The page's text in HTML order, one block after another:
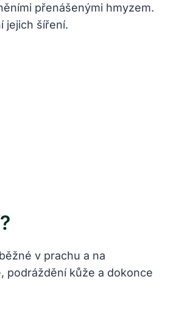
přenášenými hmyzem.
jejich šíření.
v prachu a na
podráždění kůže a dokonce